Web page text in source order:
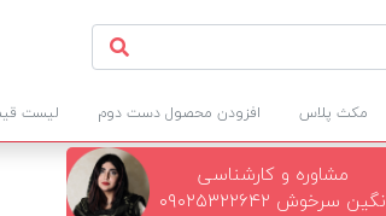
مکث پلاس افزودن محصول دست دوم لیست
مشاوره و کارشناسی
نگین سرخوش ۰۹۰۲۵۳۲۲۶۴۲